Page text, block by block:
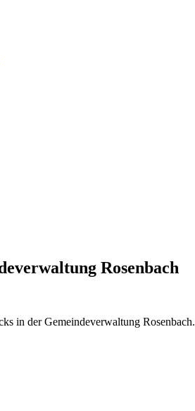
Rosenbach
in der Gemeindeverwaltung Rosenbach.